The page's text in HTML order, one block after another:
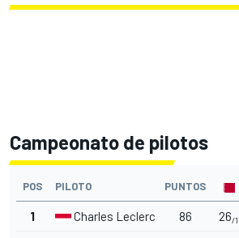
Campeonato de pilotos
POS PILOTO PUNTOS
1 Charles Leclerc 86 26/1